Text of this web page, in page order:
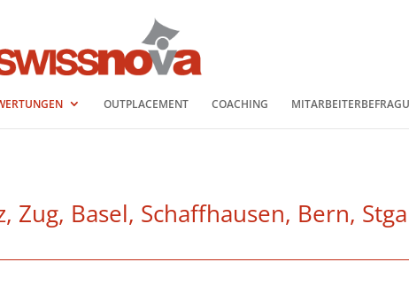
OUTPLACEMENT COACHING
Zug, Basel, Schaffhausen, Bern,